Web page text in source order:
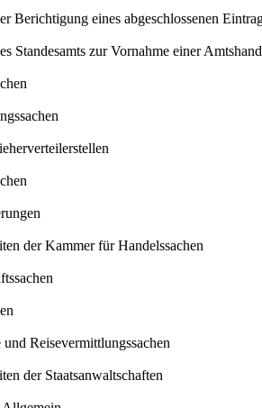
Berichtigung eines abgeschlossenen
Standesamts zur Vornahme einer
der Kammer für Handelssachen
und Reisevermittlungssachen
der Staatsanwaltschaften